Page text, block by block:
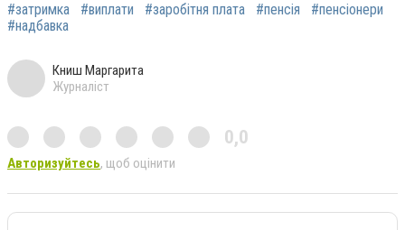
#затримка #виплати #заробітня плата #пенсія
#пенсіонери
#надбавка
Книш Маргарита
Журналіст
0,0
Авторизуйтесь, щоб оцінити